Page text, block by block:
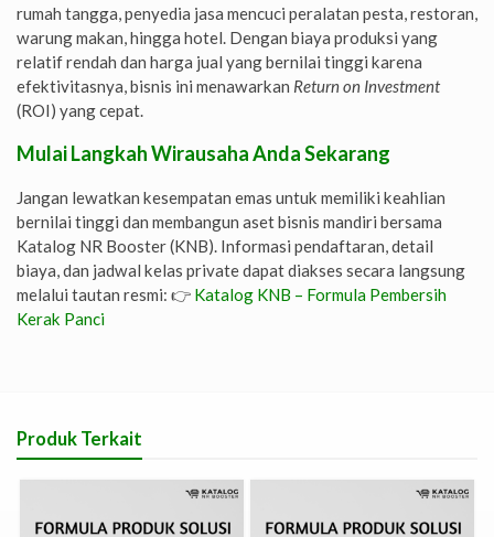
rumah tangga, penyedia jasa mencuci peralatan pesta, restoran,
warung makan, hingga hotel. Dengan biaya produksi yang
relatif rendah dan harga jual yang bernilai tinggi karena
efektivitasnya, bisnis ini menawarkan Return on Investment
(ROI) yang cepat.
Mulai Langkah Wirausaha Anda Sekarang
Jangan lewatkan kesempatan emas untuk memiliki keahlian
bernilai tinggi dan membangun aset bisnis mandiri bersama
Katalog NR Booster (KNB). Informasi pendaftaran, detail
biaya, dan jadwal kelas private dapat diakses secara langsung
melalui tautan resmi: 👉 Katalog KNB – Formula Pembersih
Kerak Panci
Produk Terkait